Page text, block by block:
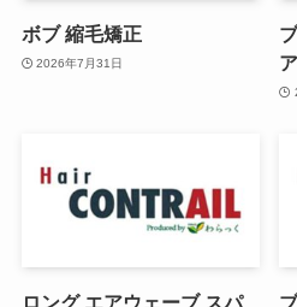
ボブ 縮毛矯正
2026年7月31日
ロング エアウェーブ スパ